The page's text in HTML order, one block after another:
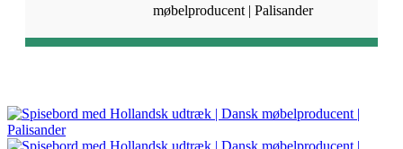
møbelproducent | Palisander